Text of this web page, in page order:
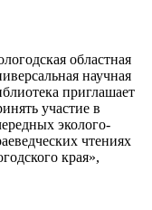
областная
научная
приглашает
участие в
эколого-
чтениях
края»,